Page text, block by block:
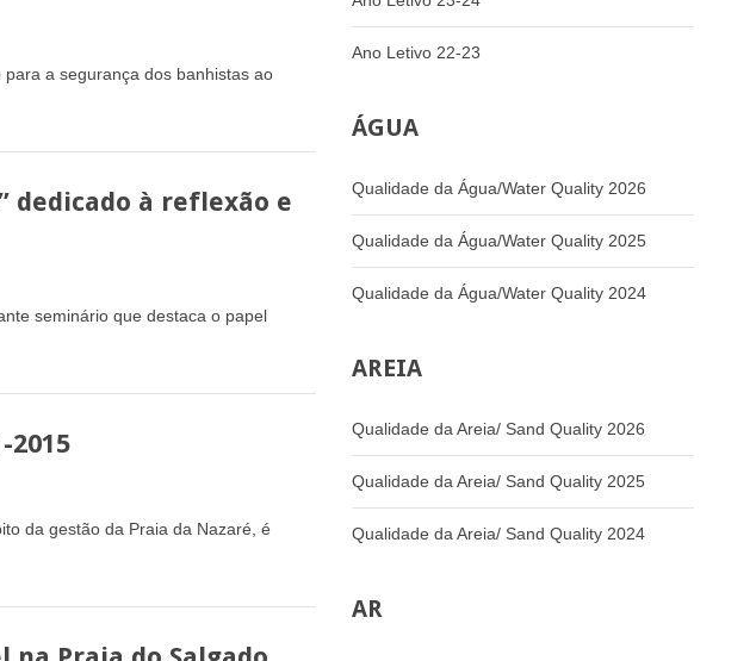
a segurança dos banhistas ao
dedicado à reflexão e
seminário que destaca o papel
2015
da gestão da Praia da Nazaré, é
Ano Letivo 22-23
ÁGUA
Qualidade da Água/Water Quality 2026
Qualidade da Água/Water Quality 2025
Qualidade da Água/Water Quality 2024
AREIA
Qualidade da Areia/ Sand Quality 2026
Qualidade da Areia/ Sand Quality 2025
Qualidade da Areia/ Sand Quality 2024
AR